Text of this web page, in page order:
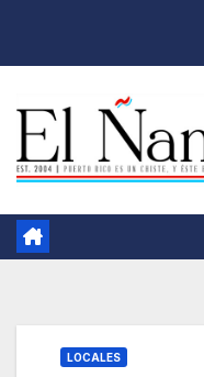
LOCALES